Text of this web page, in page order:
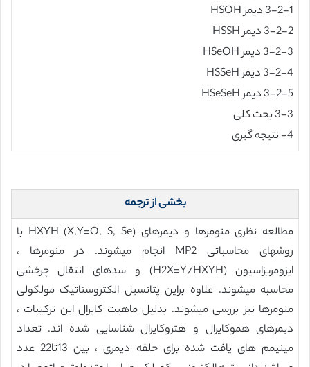
3-2-1 دیمر HSOH
3-2-2 دیمر HSSH
3-2-3 دیمر HSeOH
3-2-4 دیمر HSSeH
3-2-5 دیمر HSeSeH
3-3 بحث کلی
4- نتیجه گیری
بخشی از ترجمه
مطالعه نظری منومرها و دیمرهای HXYH (X,Y=O, S, Se) با
روشهای محاسباتی MP2 انجام میشوند. در منومرها ،
ایزومریزاسیون (H2X=Y/HXYH) و سدهای انتقال چرخشی
محاسبه میشوند. علاوه براین پتانسیل الکتروستاتیک مولکولی
منومرها نیز بررسی میشوند. بدلیل ماهیت کایرال این ترکیبات ،
دیمرهای هموکایرال و هتروکایرال شناسایی شده اند. تعداد
مینیمم های یافت شده برای حلقه دیمری ، بین 13تا22 عدد